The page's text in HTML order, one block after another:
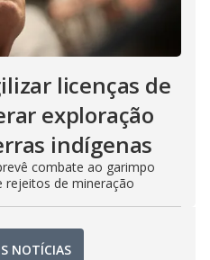
licenças de
exploração
indígenas
combate ao garimpo
rejeitos de mineração
NOTÍCIAS